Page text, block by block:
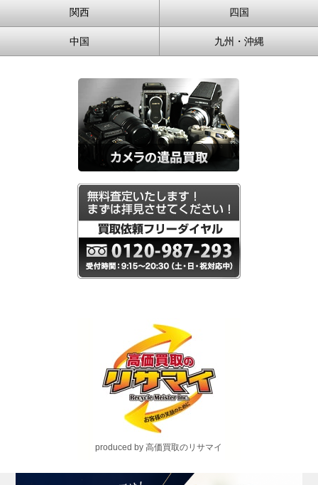
関西 四国
中国 九州・沖縄
produced by 高価買取のリサマイ